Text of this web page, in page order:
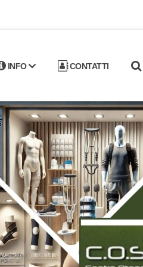
INFO CONTATTI